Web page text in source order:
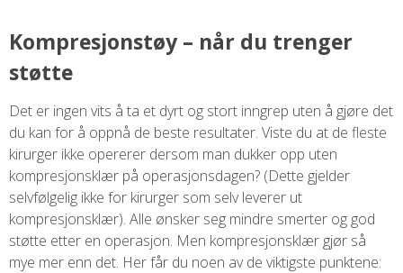
Kompresjonstøy – når du trenger
støtte
Det er ingen vits å ta et dyrt og stort inngrep uten å gjøre det
du kan for å oppnå de beste resultater. Viste du at de fleste
kirurger ikke opererer dersom man dukker opp uten
kompresjonsklær på operasjonsdagen? (Dette gjelder
selvfølgelig ikke for kirurger som selv leverer ut
kompresjonsklær). Alle ønsker seg mindre smerter og god
støtte etter en operasjon. Men kompresjonsklær gjør så
mye mer enn det. Her får du noen av de viktigste punktene: